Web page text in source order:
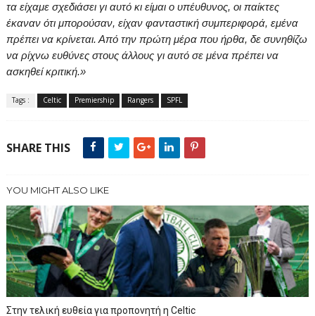
τα είχαμε σχεδιάσει γι αυτό κι είμαι ο υπέυθυνος, οι παίκτες
έκαναν ότι μπορούσαν, είχαν φανταστική συμπεριφορά, εμένα
πρέπει να κρίνεται. Από την πρώτη μέρα που ήρθα, δε συνηθίζω
να ρίχνω ευθύνες στους άλλους γι αυτό σε μένα πρέπει να
ασκηθεί κριτική.»
Tags : Celtic Premiership Rangers SPFL
SHARE THIS
YOU MIGHT ALSO LIKE
Στην τελική ευθεία για προπονητή η Celtic